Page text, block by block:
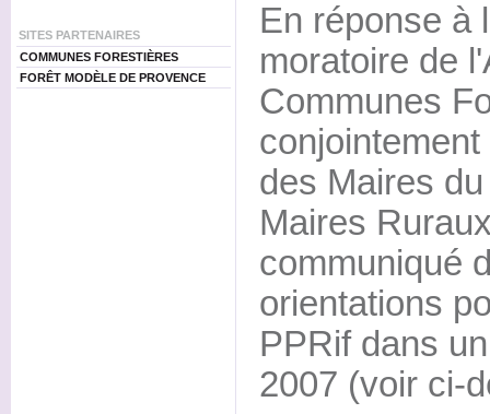
SITES PARTENAIRES
COMMUNES FORESTIÈRES
FORÊT MODÈLE DE PROVENCE
En réponse à
moratoire de
Communes
des Maires
Maires
communiqué
orientations
PPRif dans
2007 (voir ci-